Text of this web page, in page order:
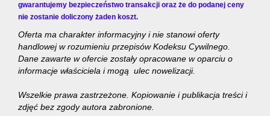
gwarantujemy bezpieczeństwo transakcji oraz że do podanej ceny
nie zostanie doliczony żaden koszt.
Oferta ma charakter informacyjny i nie stanowi oferty
handlowej w rozumieniu przepisów Kodeksu Cywilnego.
Dane zawarte w ofercie zostały opracowane w oparciu o
informacje właściciela i mogą ulec nowelizacji.
Wszelkie prawa zastrzeżone. Kopiowanie i publikacja treści i
zdjęć bez zgody autora zabronione.